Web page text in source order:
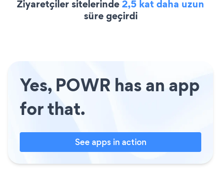
Ziyaretçiler sitelerinde2,5 kat daha uzun
süre geçirdi
Yes, POWR has an app
for that.
See apps in action